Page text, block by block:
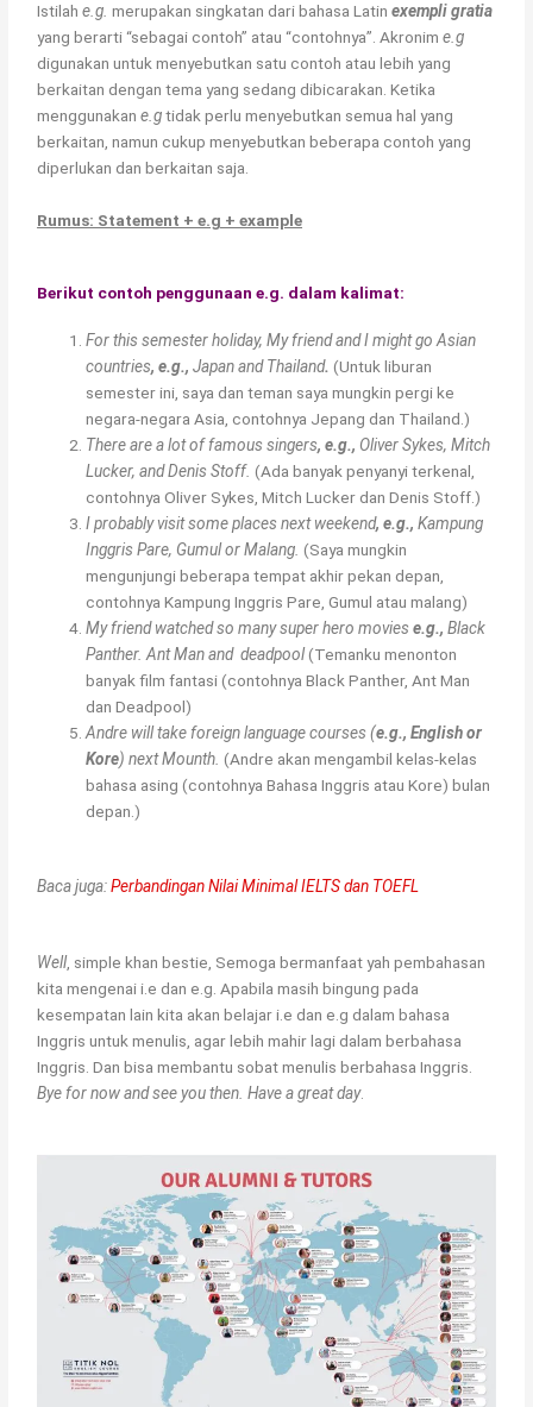
Istilahe.g.merupakan singkatan dari bahasa Latinexempli gratia
yang berarti “sebagai contoh” atau “contohnya”. Akronime.g
digunakan untuk menyebutkan satu contoh atau lebih yang
berkaitan dengan tema yang sedang dibicarakan. Ketika
menggunakane.gtidak perlu menyebutkan semua hal yang
berkaitan, namun cukup menyebutkan beberapa contoh yang
diperlukan dan berkaitan saja.
Rumus: Statement + e.g + example
Berikut contoh penggunaan e.g. dalam kalimat:
For this semester holiday, My friend and I might go Asian
countries, e.g., Japan and Thailand.(Untuk liburan
semester ini, saya dan teman saya mungkin pergi ke
negara-negara Asia, contohnya Jepang dan Thailand.)
There are a lot of famous singers, e.g., Oliver Sykes, Mitch
Lucker, and Denis Stoff.(Ada banyak penyanyi terkenal,
contohnya Oliver Sykes, Mitch Lucker dan Denis Stoff.)
I probably visit some places next weekend, e.g.,Kampung
Inggris Pare, Gumul or Malang.(Saya mungkin
mengunjungi beberapa tempat akhir pekan depan,
contohnya Kampung Inggris Pare, Gumul atau malang)
My friend watched so many super hero moviese.g.,Black
Panther. Ant Man and deadpool(Temanku menonton
banyak film fantasi (contohnya Black Panther, Ant Man
dan Deadpool)
Andre will take foreign language courses (e.g., English or
Kore) next Mounth.(Andre akan mengambil kelas-kelas
bahasa asing (contohnya Bahasa Inggris atau Kore) bulan
depan.)
Baca juga:Perbandingan Nilai Minimal IELTS dan TOEFL
Well, simple khan bestie, Semoga bermanfaat yah pembahasan
kita mengenai i.e dan e.g. Apabila masih bingung pada
kesempatan lain kita akan belajar i.e dan e.g dalam bahasa
Inggris untuk menulis, agar lebih mahir lagi dalam berbahasa
Inggris. Dan bisa membantu sobat menulis berbahasa Inggris.
Bye for now and see you then. Have a great day.